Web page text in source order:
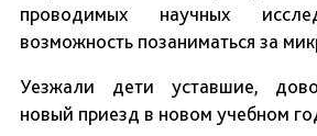
проводимых научных
возможность позаниматься за
Уезжали дети уставшие,
новый приезд в новом учебном